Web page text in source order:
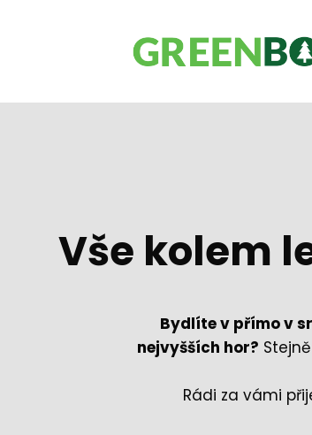
Vše kolem
Bydlíte v přímo v
nejvyšších hor?
Rádi za vámi